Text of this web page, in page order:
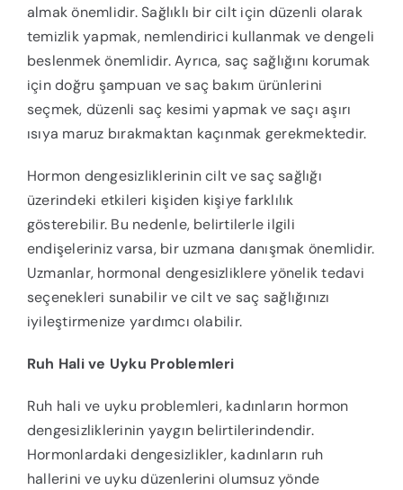
almak önemlidir. Sağlıklı bir cilt için düzenli olarak
temizlik yapmak, nemlendirici kullanmak ve dengeli
beslenmek önemlidir. Ayrıca, saç sağlığını korumak
için doğru şampuan ve saç bakım ürünlerini
seçmek, düzenli saç kesimi yapmak ve saçı aşırı
ısıya maruz bırakmaktan kaçınmak gerekmektedir.
Hormon dengesizliklerinin cilt ve saç sağlığı
üzerindeki etkileri kişiden kişiye farklılık
gösterebilir. Bu nedenle, belirtilerle ilgili
endişeleriniz varsa, bir uzmana danışmak önemlidir.
Uzmanlar, hormonal dengesizliklere yönelik tedavi
seçenekleri sunabilir ve cilt ve saç sağlığınızı
iyileştirmenize yardımcı olabilir.
Ruh Hali ve Uyku Problemleri
Ruh hali ve uyku problemleri, kadınların hormon
dengesizliklerinin yaygın belirtilerindendir.
Hormonlardaki dengesizlikler, kadınların ruh
hallerini ve uyku düzenlerini olumsuz yönde